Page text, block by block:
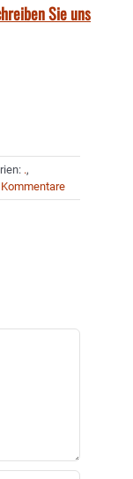
Sie uns
.,